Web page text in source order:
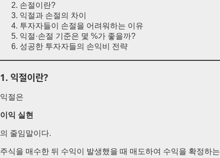
손절이란?
익절과 손절의 차이
투자자들이 손절을 어려워하는 이유
익절·손절 기준은 몇 %가 좋을까?
성공한 투자자들의 손익비 전략
1. 익절이란?
익절은
이익 실현
의 줄임말이다.
주식을 매수한 뒤 수익이 발생했을 때 매도하여 수익을 확정하는